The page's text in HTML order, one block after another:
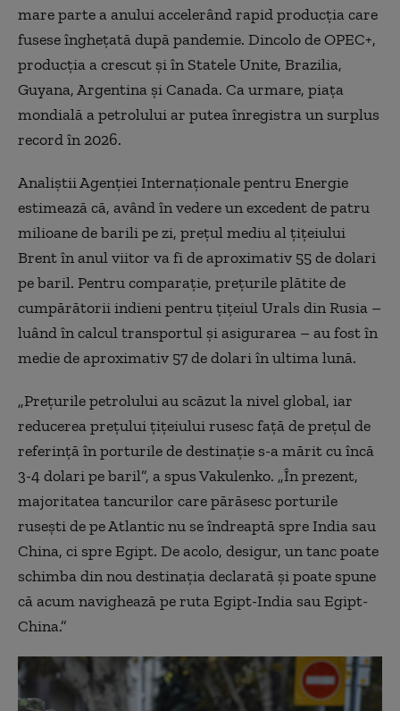
mare parte a anului accelerând rapid producția care
fusese înghețată după pandemie. Dincolo de OPEC+,
producția a crescut și în Statele Unite, Brazilia,
Guyana, Argentina și Canada. Ca urmare, piața
mondială a petrolului ar putea înregistra un surplus
record în 2026.
Analiștii Agenției Internaționale pentru Energie
estimează că, având în vedere un excedent de patru
milioane de barili pe zi, prețul mediu al țițeiului
Brent în anul viitor va fi de aproximativ 55 de dolari
pe baril. Pentru comparație, prețurile plătite de
cumpărătorii indieni pentru țițeiul Urals din Rusia –
luând în calcul transportul și asigurarea – au fost în
medie de aproximativ 57 de dolari în ultima lună.
„Prețurile petrolului au scăzut la nivel global, iar
reducerea prețului țițeiului rusesc față de prețul de
referință în porturile de destinație s-a mărit cu încă
3-4 dolari pe baril”, a spus Vakulenko. „În prezent,
majoritatea tancurilor care părăsesc porturile
rusești de pe Atlantic nu se îndreaptă spre India sau
China, ci spre Egipt. De acolo, desigur, un tanc poate
schimba din nou destinația declarată și poate spune
că acum navighează pe ruta Egipt-India sau Egipt-
China.”